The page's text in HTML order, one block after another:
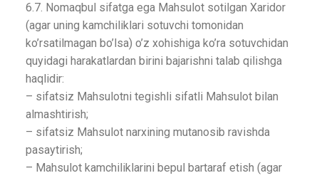
6.7. Nomaqbul sifatga ega Mahsulot sotilgan Xaridor
(agar uning kamchiliklari sotuvchi tomonidan
ko’rsatilmagan bo’lsa) o’z xohishiga ko’ra sotuvchidan
quyidagi harakatlardan birini bajarishni talab qilishga
haqlidir:
– sifatsiz Mahsulotni tegishli sifatli Mahsulot bilan
almashtirish;
– sifatsiz Mahsulot narxining mutanosib ravishda
pasaytirish;
– Mahsulot kamchiliklarini bepul bartaraf etish (agar